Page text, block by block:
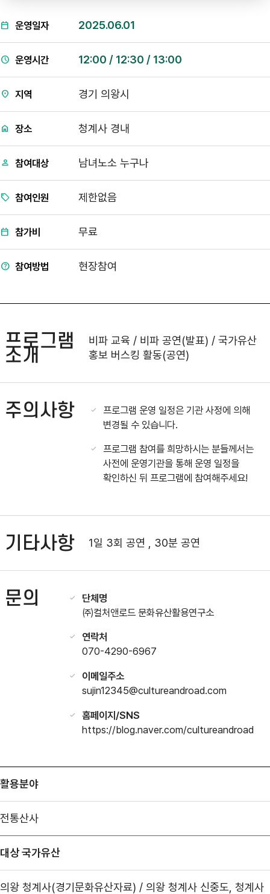
운영일자 2025.06.01
운영시간 12:00 / 12:30 / 13:00
지역 경기 의왕시
장소 청계사 경내
참여대상 남녀노소 누구나
참여인원 제한없음
참가비 무료
참여방법 현장참여
프로그램
소개
비파 교육 / 비파 공연(발표) / 국가유산
홍보 버스킹 활동(공연)
주의사항
프로그램 운영 일정은 기관 사정에 의해
변경될 수 있습니다.
프로그램 참여를 희망하시는 분들께서는
사전에 운영기관을 통해 운영 일정을
확인하신 뒤 프로그램에 참여해주세요!
기타사항 1일 3회 공연 , 30분 공연
문의
단체명
㈜컬처앤로드 문화유산활용연구소
연락처
070-4290-6967
이메일주소
sujin12345@cultureandroad.com
홈페이지/SNS
https://blog.naver.com/cultureandroad
활용분야
전통산사
대상 국가유산
의왕 청계사(경기문화유산자료) / 의왕 청계사 신중도, 청계사